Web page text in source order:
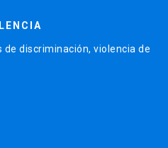
discriminación, violencia de